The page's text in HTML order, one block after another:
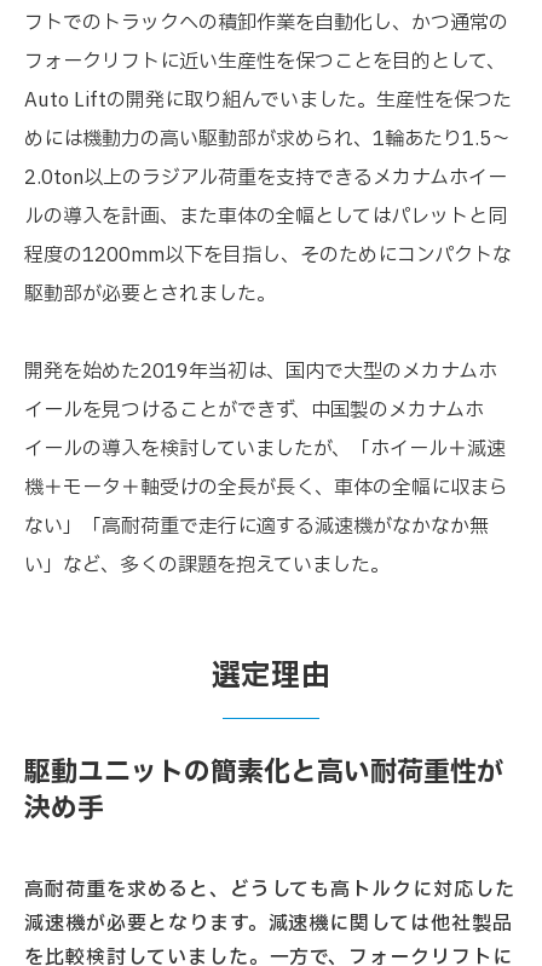
フトでのトラックへの積卸作業を自動化し、かつ通常の
フォークリフトに近い生産性を保つことを目的として、
Auto Liftの開発に取り組んでいました。生産性を保つた
めには機動力の高い駆動部が求められ、1輪あたり1.5～
2.0ton以上のラジアル荷重を支持できるメカナムホイー
ルの導入を計画、また車体の全幅としてはパレットと同
程度の1200mm以下を目指し、そのためにコンパクトな
駆動部が必要とされました。
開発を始めた2019年当初は、国内で大型のメカナムホ
イールを見つけることができず、中国製のメカナムホ
イールの導入を検討していましたが、「ホイール＋減速
機＋モータ＋軸受けの全長が長く、車体の全幅に収まら
ない」「高耐荷重で走行に適する減速機がなかなか無
い」など、多くの課題を抱えていました。
選定理由
駆動ユニットの簡素化と高い耐荷重性が
決め手
高耐荷重を求めると、どうしても高トルクに対応した
減速機が必要となります。減速機に関しては他社製品
を比較検討していました。一方で、フォークリフトに